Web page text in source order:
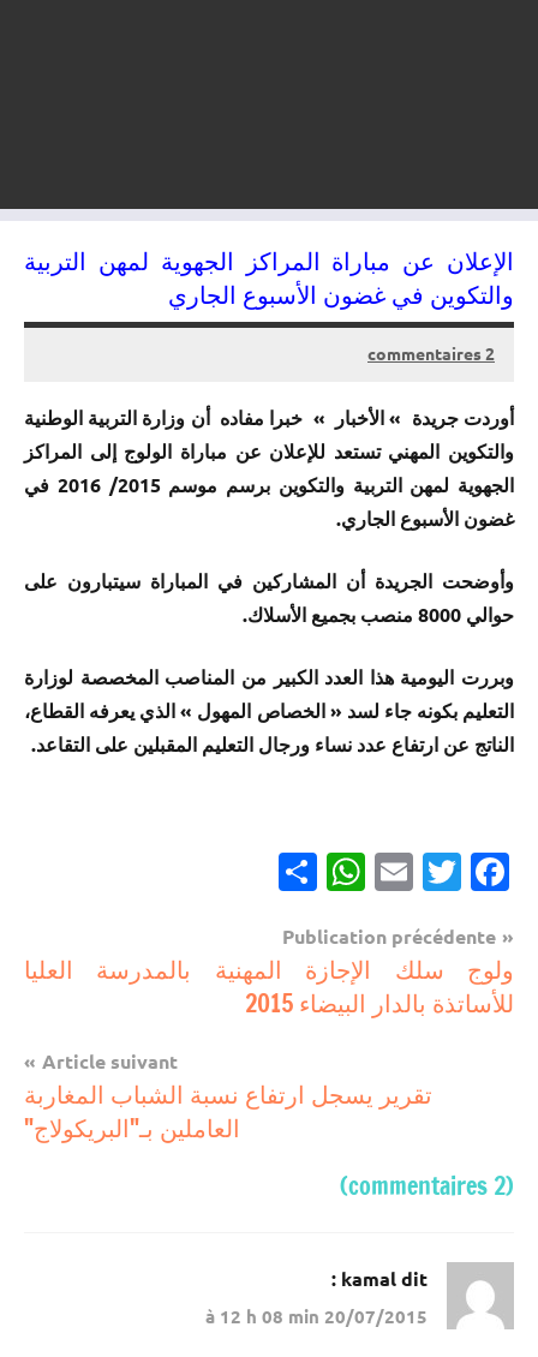
الإعلان عن مباراة المراكز الجهوية لمهن التربية
والتكوين في غضون الأسبوع الجاري
07/07/2015
kamal
2 commentaires
أوردت جريدة » الأخبار » خبرا مفاده أن وزارة التربية الوطنية
والتكوين المهني تستعد للإعلان عن مباراة الولوج إلى المراكز
الجهوية لمهن التربية والتكوين برسم موسم 2015/ 2016 في
غضون الأسبوع الجاري.
وأوضحت الجريدة أن المشاركين في المباراة سيتبارون على
حوالي 8000 منصب بجميع الأسلاك.
وبررت اليومية هذا العدد الكبير من المناصب المخصصة لوزارة
التعليم بكونه جاء لسد « الخصاص المهول » الذي يعرفه القطاع،
الناتج عن ارتفاع عدد نساء ورجال التعليم المقبلين على التقاعد.
Facebook
Twitter
Email
WhatsApp
مستجدات
تربوية
Navigation
de
l’article
Publication précédente
ولوج سلك الإجازة المهنية بالمدرسة العليا
للأساتذة بالدار البيضاء 2015
Article suivant
تقرير يسجل ارتفاع نسبة الشباب المغاربة
العاملين بـ"البريكولاج"
(2 commentaires)
kamaldit :
20/07/2015 à 12 h 08 min